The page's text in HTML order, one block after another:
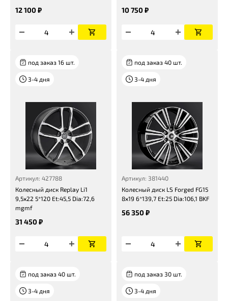
12 100 ₽ 10 750 ₽
под заказ 16 шт.
3-4 дня
Артикул: 427788
Колесный диск Replay Li1
9,5x22 5*120 Et:45,5 Dia:72,6
mgmf
31 450 ₽
под заказ 40 шт.
3-4 дня
Артикул: 381440
Колесный диск LS Forged FG15
8x19 6*139,7 Et:25 Dia:106,1 BKF
56 350 ₽
под заказ 40 шт.
3-4 дня
под заказ 30 шт.
3-4 дня